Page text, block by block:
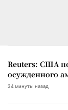
Reuters: США
осужденного
34 минуты назад